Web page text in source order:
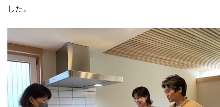
した。